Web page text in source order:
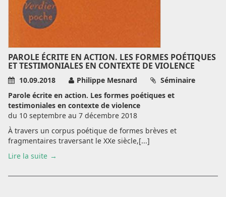
PAROLE ÉCRITE EN ACTION. LES FORMES POÉTIQUES
ET TESTIMONIALES EN CONTEXTE DE VIOLENCE
10.09.2018 Philippe Mesnard
Séminaire
Parole écrite en action. Les formes poétiques et
testimoniales en contexte de violence
du 10 septembre au 7 décembre 2018
À travers un corpus poétique de formes brèves et
fragmentaires traversant le XXe siècle,[...]
Lire la suite